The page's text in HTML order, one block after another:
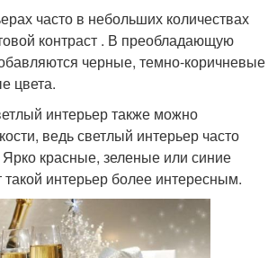
часто в небольших количествах
контраст . В преобладающую
черные, темно-коричневые
цвета.
интерьер также можно
ведь светлый интерьер часто
красные, зеленые или синие
интерьер более интересным.